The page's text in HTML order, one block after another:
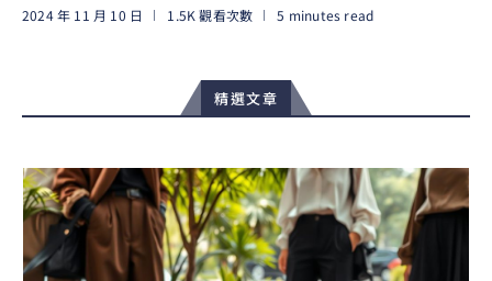
2024 年 11 月 10 日 1.5K 觀看次數
5 minutes read
精選文章